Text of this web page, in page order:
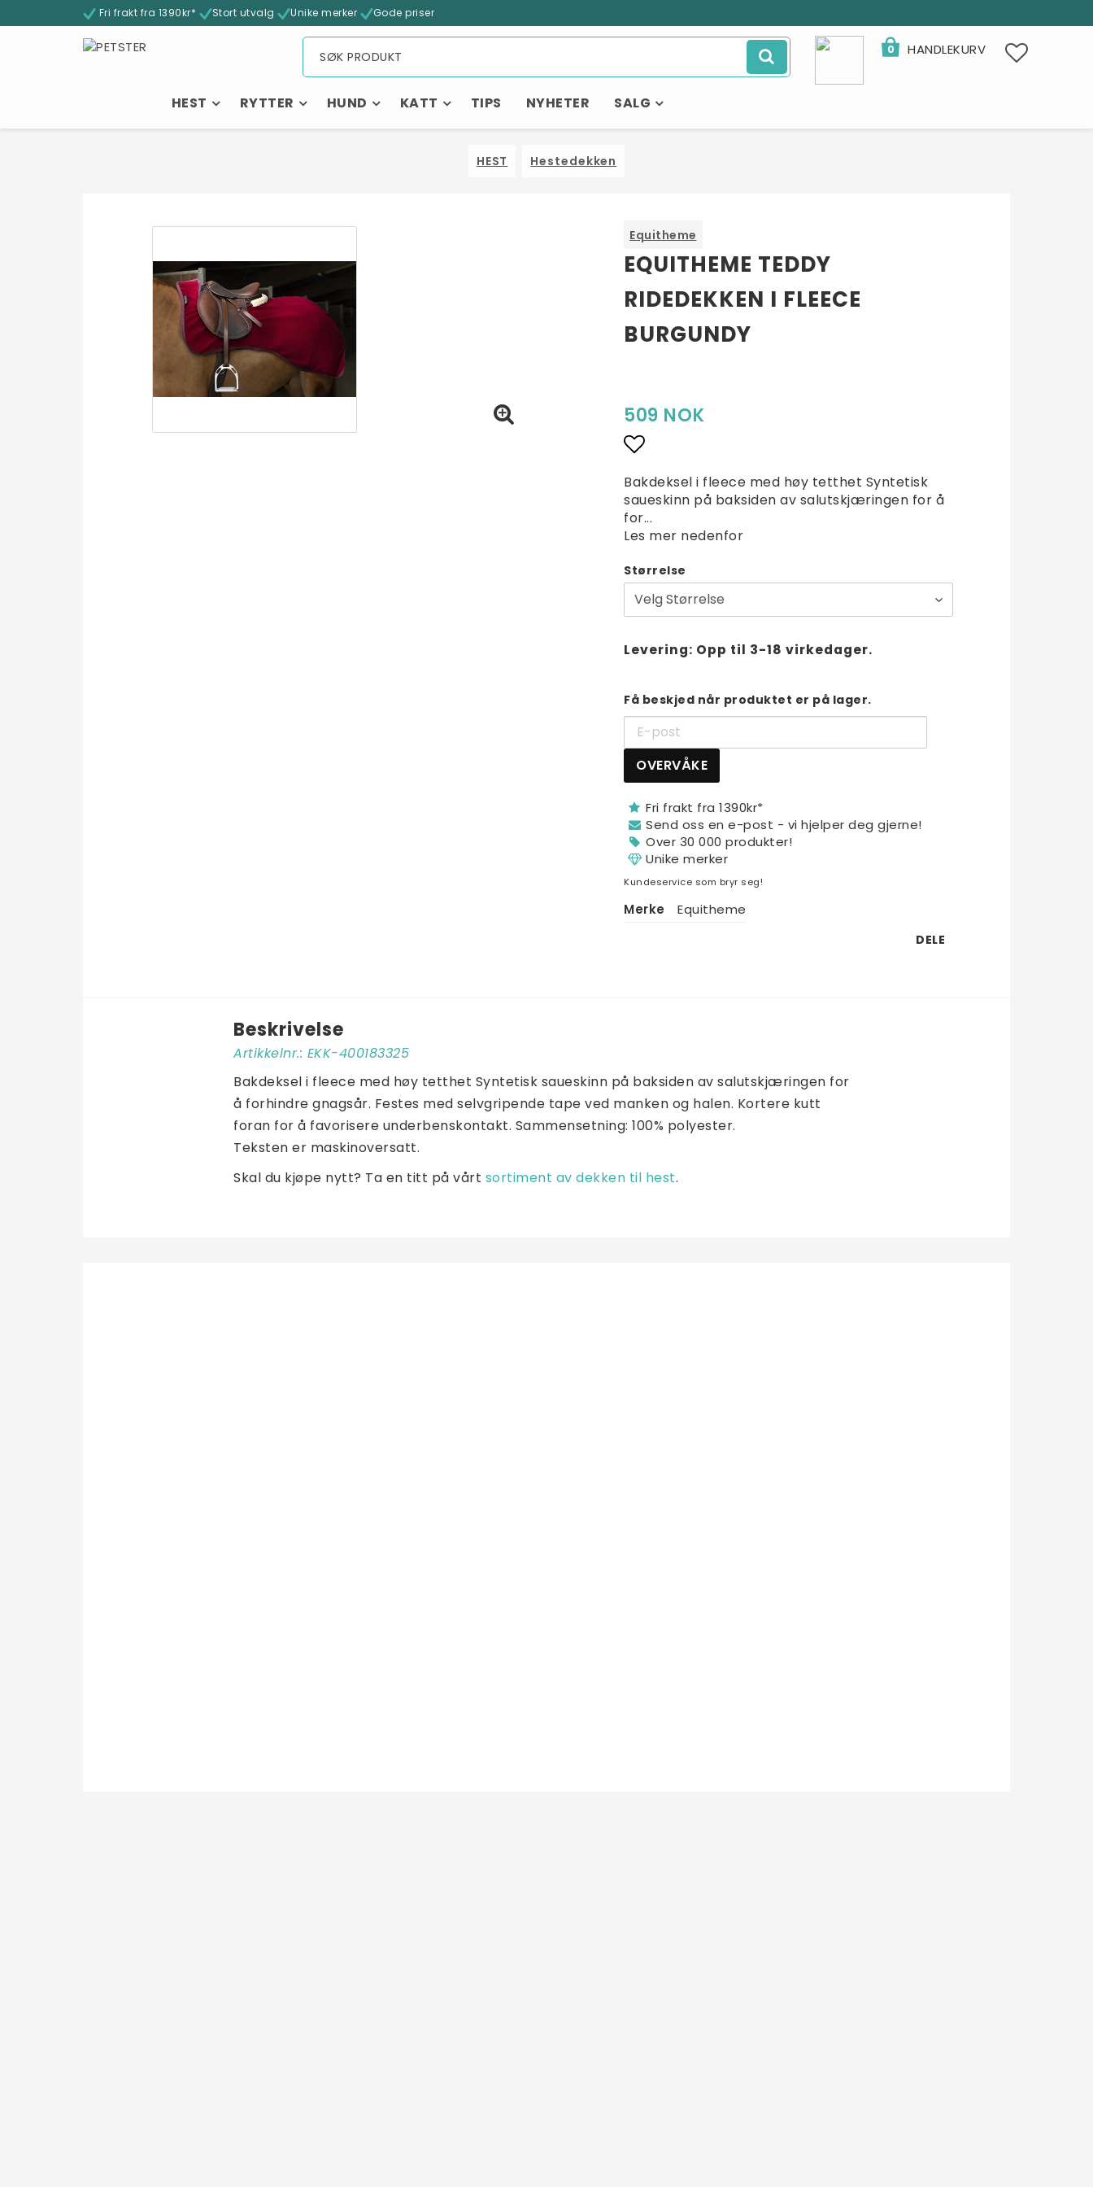
Fri frakt fra 1390kr* Stort utvalg Unike merker Gode priser
HEST RYTTER HUND KATT TIPS NYHETER SALG
0 HANDLEKURV
HEST Hestedekken
Equitheme
EQUITHEME TEDDY
RIDEDEKKEN I FLEECE
BURGUNDY
509 NOK
Add to list of favorites
Bakdeksel i fleece med høy tetthet Syntetisk
saueskinn på baksiden av salutskjæringen for å
for...
Les mer nedenfor
Størrelse
Levering: Opp til 3-18 virkedager.
Få beskjed når produktet er på lager.
OVERVÅKE
Fri frakt fra 1390kr*
Send oss ​​en e-post - vi hjelper deg gjerne!
Over 30 000 produkter!
Unike merker
Kundeservice som bryr seg!
Merke Equitheme
DELE
Beskrivelse
Artikkelnr.: EKK-400183325
Bakdeksel i fleece med høy tetthet Syntetisk saueskinn på baksiden av salutskjæringen for
å forhindre gnagsår. Festes med selvgripende tape ved manken og halen. Kortere kutt
foran for å favorisere underbenskontakt. Sammensetning: 100% polyester.
Teksten er maskinoversatt.
Skal du kjøpe nytt? Ta en titt på vårt sortiment av dekken til hest.